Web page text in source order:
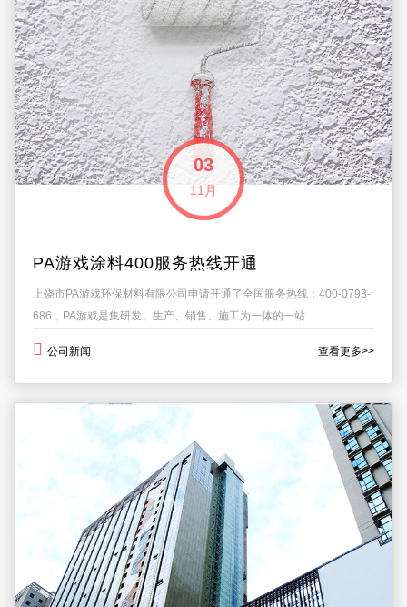
03
11月
PA游戏涂料400服务热线开通
上饶市PA游戏环保材料有限公司申请开通了全国服务热线：400-0793-
686，PA游戏是集研发、生产、销售、施工为一体的一站...
公司新闻 查看更多>>